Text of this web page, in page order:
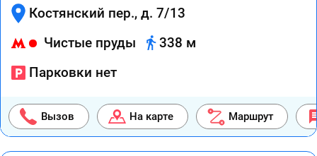
Костянский пер., д. 7/13
Чистые пруды
338 м
Парковки нет
Вызов На карте Маршрут